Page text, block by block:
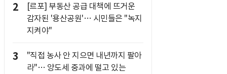
2
[르포] 부동산 공급 대책에 뜨거운
감자된 '용산공원'… 시민들은 "녹지
지켜야"
3
"직접 농사 안 지으면 내년까지 팔아
라"… 양도세 중과에 떨고 있는